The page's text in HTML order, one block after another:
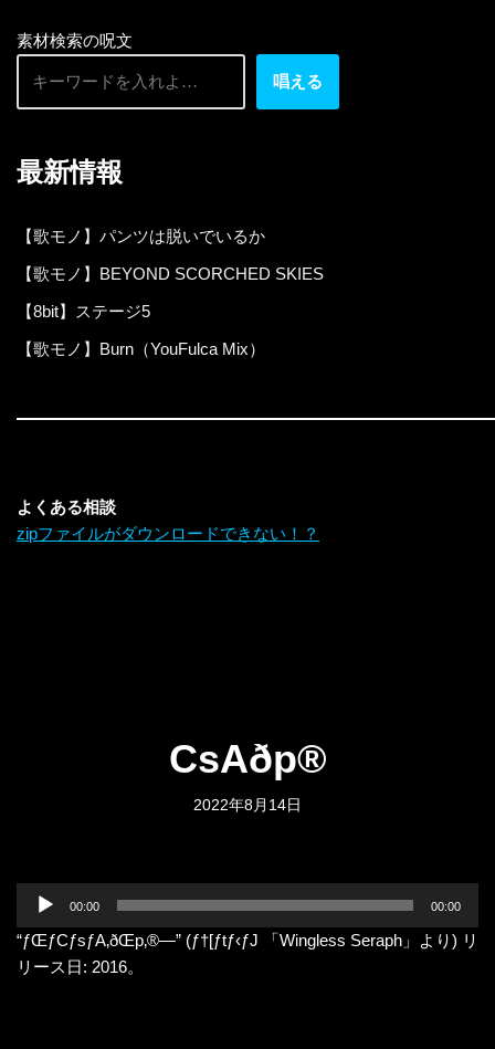
素材検索の呪文
唱える
最新情報
【歌モノ】パンツは脱いでいるか
【歌モノ】BEYOND SCORCHED SKIES
【8bit】ステージ5
【歌モノ】Burn（YouFulca Mix）
よくある相談
zipファイルがダウンロードできない！？
CsAðp®­
2022年8月14日
プ
レ
00:00 00:00
“ƒŒƒCƒsƒA‚ðŒp‚®­—” (ƒ†[ƒtƒ‹ƒJ 「Wingless Seraph」より) リ
リース日: 2016。